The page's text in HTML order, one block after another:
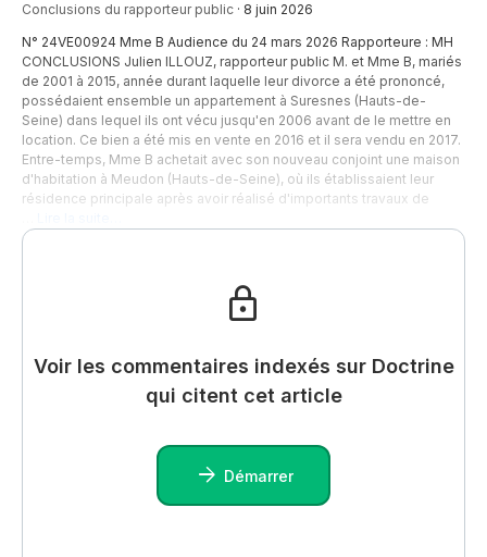
Conclusions du rapporteur public · 8 juin 2026
N° 24VE00924 Mme B Audience du 24 mars 2026 Rapporteure : MH
CONCLUSIONS Julien ILLOUZ, rapporteur public M. et Mme B, mariés
de 2001 à 2015, année durant laquelle leur divorce a été prononcé,
possédaient ensemble un appartement à Suresnes (Hauts-de-
Seine) dans lequel ils ont vécu jusqu'en 2006 avant de le mettre en
location. Ce bien a été mis en vente en 2016 et il sera vendu en 2017.
Entre-temps, Mme B achetait avec son nouveau conjoint une maison
d'habitation à Meudon (Hauts-de-Seine), où ils établissaient leur
résidence principale après avoir réalisé d'importants travaux de
Voir les commentaires indexés sur Doctrine
qui citent cet article
Démarrer